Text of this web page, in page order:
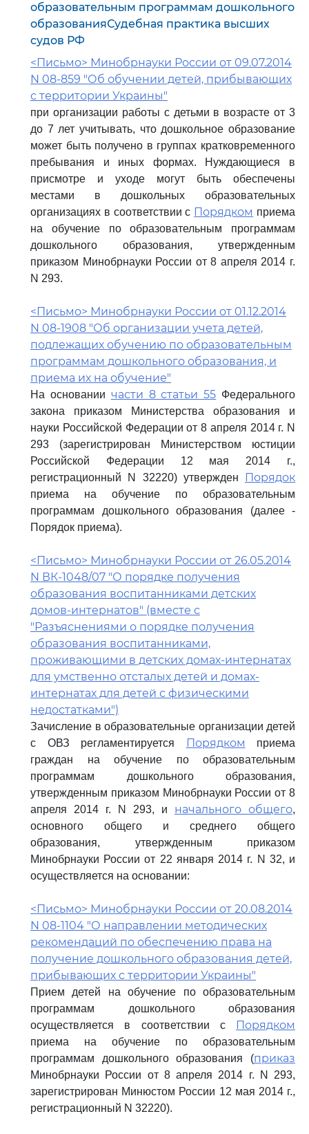
образовательным программам дошкольного
образованияСудебная практика высших
судов РФ
<Письмо> Минобрнауки России от 09.07.2014
N 08-859 "Об обучении детей, прибывающих
с территории Украины"
при организации работы с детьми в возрасте от 3
до 7 лет учитывать, что дошкольное образование
может быть получено в группах кратковременного
пребывания и иных формах. Нуждающиеся в
присмотре и уходе могут быть обеспечены
местами в дошкольных образовательных
организациях в соответствии с Порядком приема
на обучение по образовательным программам
дошкольного образования, утвержденным
приказом Минобрнауки России от 8 апреля 2014 г.
N 293.
<Письмо> Минобрнауки России от 01.12.2014
N 08-1908 "Об организации учета детей,
подлежащих обучению по образовательным
программам дошкольного образования, и
приема их на обучение"
На основании части 8 статьи 55 Федерального
закона приказом Министерства образования и
науки Российской Федерации от 8 апреля 2014 г. N
293 (зарегистрирован Министерством юстиции
Российской Федерации 12 мая 2014 г.,
регистрационный N 32220) утвержден
Порядок
приема на обучение по образовательным
программам дошкольного образования (далее -
Порядок приема).
<Письмо> Минобрнауки России от 26.05.2014
N ВК-1048/07 "О порядке получения
образования воспитанниками детских
домов-интернатов" (вместе с
"Разъяснениями о порядке получения
образования воспитанниками,
проживающими в детских домах-интернатах
для умственно отсталых детей и домах-
интернатах для детей с физическими
недостатками")
Зачисление в образовательные организации детей
с ОВЗ регламентируется
Порядком приема
граждан на обучение по образовательным
программам дошкольного образования,
утвержденным приказом Минобрнауки России от 8
апреля 2014 г. N 293, и начального общего,
основного общего и среднего общего
образования, утвержденным приказом
Минобрнауки России от 22 января 2014 г. N 32, и
осуществляется на основании:
<Письмо> Минобрнауки России от 20.08.2014
N 08-1104 "О направлении методических
рекомендаций по обеспечению права на
получение дошкольного образования детей,
прибывающих с территории Украины"
Прием детей на обучение по образовательным
программам дошкольного образования
осуществляется в соответствии с
Порядком
приема на обучение по образовательным
программам дошкольного образования (приказ
Минобрнауки России от 8 апреля 2014 г. N 293,
зарегистрирован Минюстом России 12 мая 2014 г.,
регистрационный N 32220).